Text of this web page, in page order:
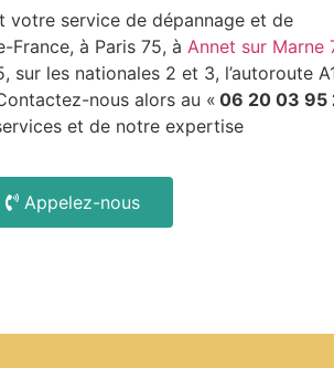
votre service de dépannage et de
à Paris 75, à Annet sur Marne
sur les nationales 2 et 3, l’autoroute
nous alors au « 06 20 03 95
et de notre expertise
Appelez-nous